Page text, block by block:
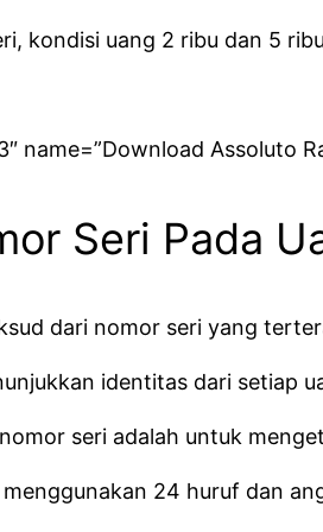
kondisi uang 2 ribu dan 5
name=”Download Assoluto
Seri Pada
dari nomor seri yang
identitas dari setiap
seri adalah untuk
24 huruf dan